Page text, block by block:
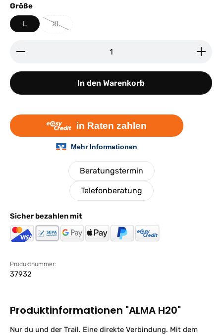
Größeauswählen
L XL
(Diese Option ist zurzeit nicht verfügbar.)
Produkt Anzahl: Gib den gewünschten Wert ein
In den Warenkorb
Beratungstermin
Telefonberatung
Sicher bezahlen mit
Produktnummer:
37932
Produktinformationen "ALMA H20"
Nur du und der Trail. Eine direkte Verbindung. Mit dem